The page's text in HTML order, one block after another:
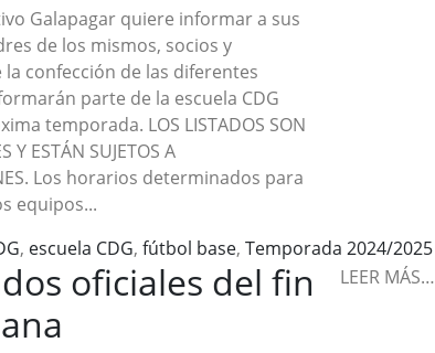
Galapagar quiere informar a sus
de los mismos, socios y
confección de las diferentes
parte de la escuela CDG
temporada. LOS LISTADOS SON
Y ESTÁN SUJETOS A
Los horarios determinados para
equipos...
, escuela CDG, fútbol base, Temporada 2024/2025
LEER MÁS…
oficiales del fin